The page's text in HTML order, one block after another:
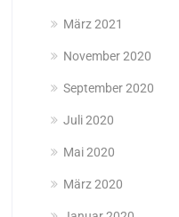
März 2021
November 2020
September 2020
Juli 2020
Mai 2020
März 2020